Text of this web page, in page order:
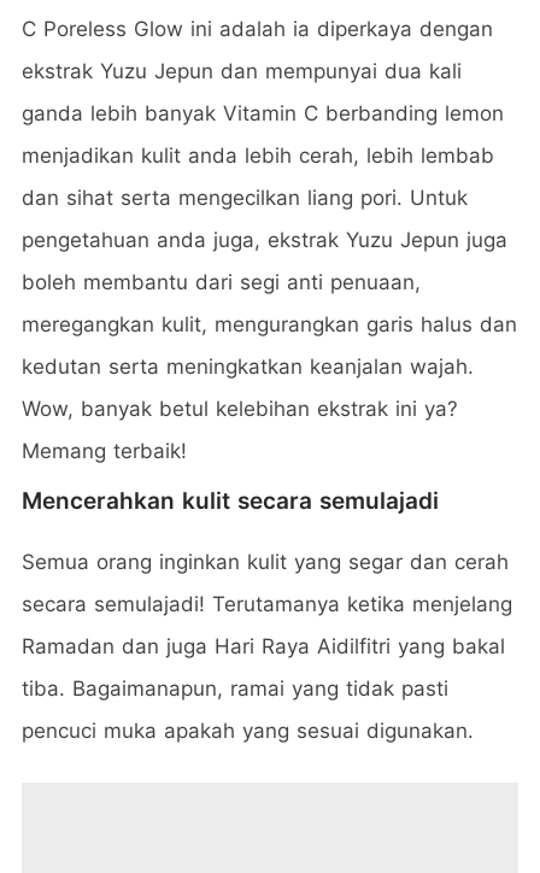
C Poreless Glow ini adalah ia diperkaya dengan
ekstrak Yuzu Jepun dan mempunyai dua kali
ganda lebih banyak Vitamin C berbanding lemon
menjadikan kulit anda lebih cerah, lebih lembab
dan sihat serta mengecilkan liang pori. Untuk
pengetahuan anda juga, ekstrak Yuzu Jepun juga
boleh membantu dari segi anti penuaan,
meregangkan kulit, mengurangkan garis halus dan
kedutan serta meningkatkan keanjalan wajah.
Wow, banyak betul kelebihan ekstrak ini ya?
Memang terbaik!
Mencerahkan kulit secara semulajadi
Semua orang inginkan kulit yang segar dan cerah
secara semulajadi! Terutamanya ketika menjelang
Ramadan dan juga Hari Raya Aidilfitri yang bakal
tiba. Bagaimanapun, ramai yang tidak pasti
pencuci muka apakah yang sesuai digunakan.